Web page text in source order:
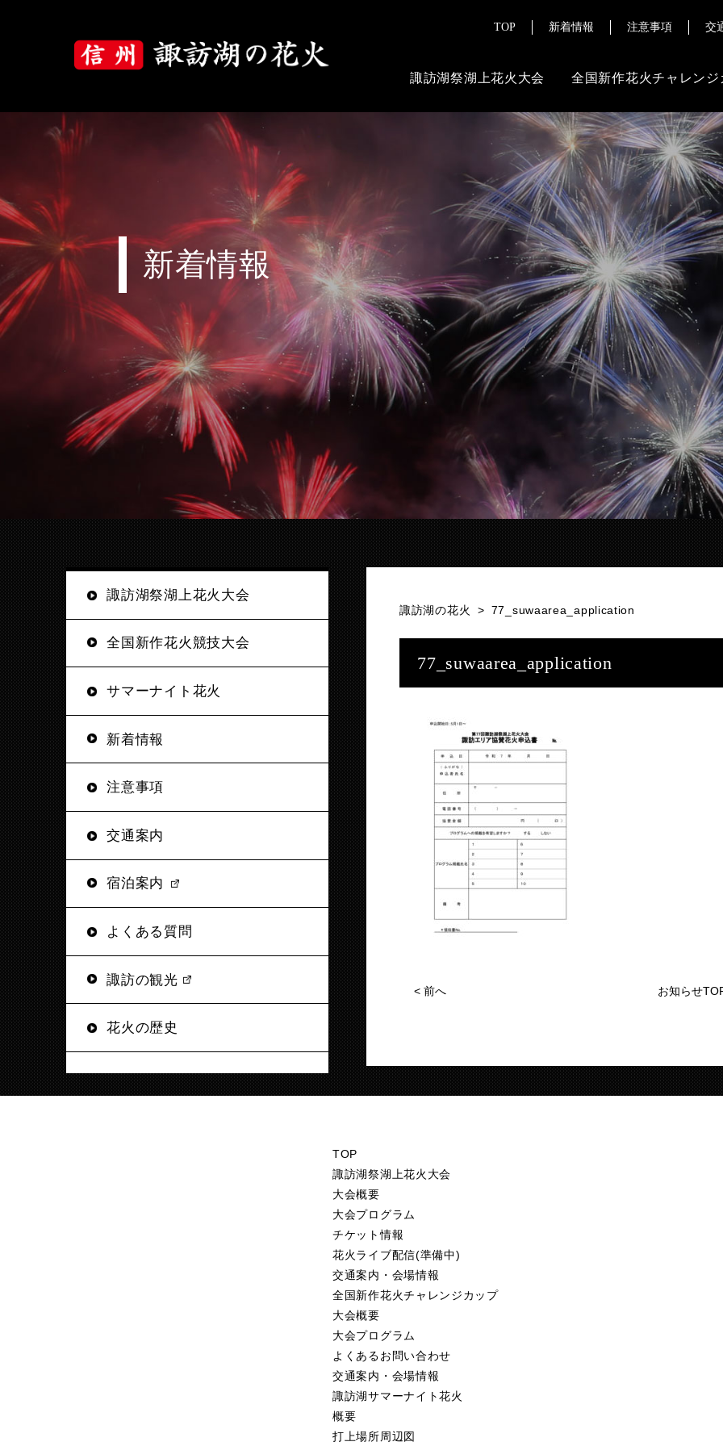
TOP 新着情報 注意事項 交
諏訪湖祭湖上花火大会
大会概要
大会プログラム
花火の歴史
ご来場にあたって
よくある質問
チケット販売情報
交通案内
注意事項
その
花火ライブ
報道・メデ
全国新作花火チャレンジ
新着情報
諏訪湖の花火 > 77_suwaarea_application
77_suwaarea_application
< 前へ お知らせ
諏訪湖祭湖上花火大会
全国新作花火競技大会
サマーナイト花火
新着情報
注意事項
交通案内
宿泊案内
よくある質問
諏訪の観光
花火の歴史
TOP
諏訪湖祭湖上花火大会
大会概要
大会プログラム
チケット情報
花火ライブ配信(準備中)
交通案内・会場情報
全国新作花火チャレンジカップ
大会概要
大会プログラム
よくあるお問い合わせ
交通案内・会場情報
諏訪湖サマーナイト花火
概要
打上場所周辺図